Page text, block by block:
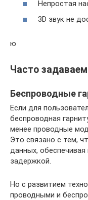
Непростая
3D звук не
ю
Часто
Беспроводные
Если для
беспроводная
менее проводные
Это связано с тем,
данных,
задержкой.
Но с развитием
проводными и